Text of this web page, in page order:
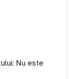
Nu este